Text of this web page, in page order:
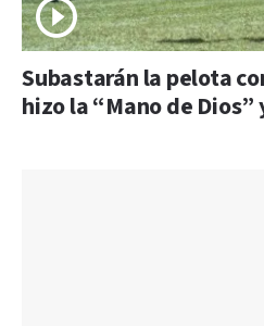
Subastarán la pelota
hizo la “Mano de Dios”